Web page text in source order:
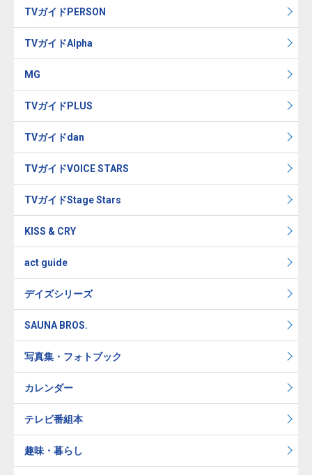
TVガイドPERSON
TVガイドAlpha
MG
TVガイドPLUS
TVガイドdan
TVガイドVOICE STARS
TVガイドStage Stars
KISS & CRY
act guide
デイズシリーズ
SAUNA BROS.
写真集・フォトブック
カレンダー
テレビ番組本
趣味・暮らし